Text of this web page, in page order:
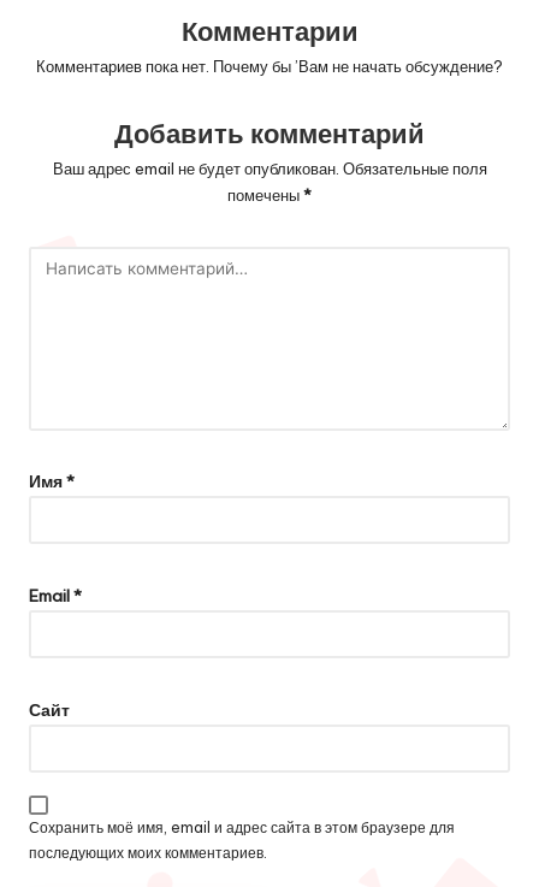
Комментарии
Комментариев пока нет. Почему бы ’Вам не начать обсуждение?
Добавить комментарий
Ваш адрес email не будет опубликован. Обязательные поля
помечены*
Имя*
Email*
Сайт
Сохранить моё имя, email и адрес сайта в этом браузере для
последующих моих комментариев.